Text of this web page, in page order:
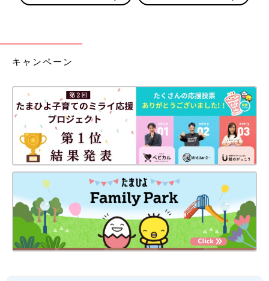
キャンペーン